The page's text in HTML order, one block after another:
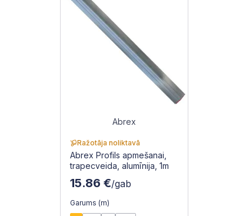
Abrex
Ražotāja noliktavā
Abrex Profils apmešanai,
trapecveida, alumīnija, 1m
15.86 €/gab
Garums (m)